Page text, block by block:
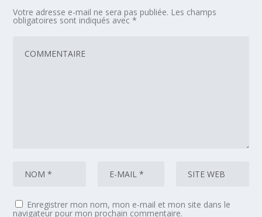
Votre adresse e-mail ne sera pas publiée. Les champs
obligatoires sont indiqués avec*
Enregistrer mon nom, mon e-mail et mon site dans le
navigateur pour mon prochain commentaire.